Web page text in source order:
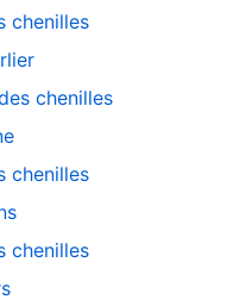
chenilles
chenilles
chenilles
chenilles